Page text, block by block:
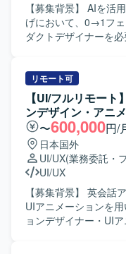
【募集背景】 AIを活
げにおいて、0→1フ
ダクトデザイナーを
す。 【作業内容】 ・AIを活用したHR領域の新規プロダク
トにおけるUX設計、
きます。 ・ユーザー
まえた体験設計をリ
いたワイヤーフレー
成を行っていただき
Cursor等のAIツール
検証を行っていただき
ネージャー、エンジ
しながらプロダクト
ます。 ・ユーザーイ
リモート可
【UI/フルリモー
ンデザイン・アニ
〜600,000円/
日本国外
UI/UX(業務委託・
UI/UX
【募集背景】 英会話
UIアニメーションを
ョンデザイナー・UI